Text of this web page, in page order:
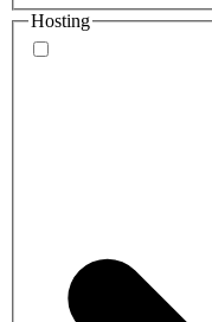
Hosting